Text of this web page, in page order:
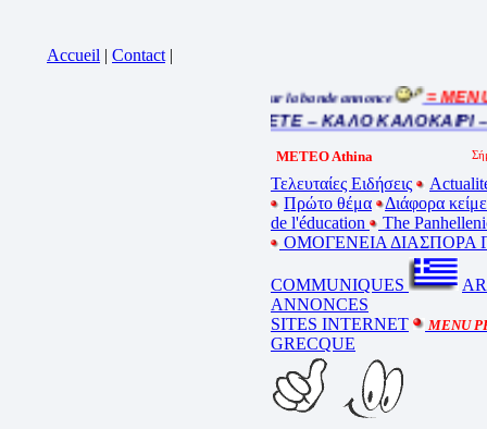
Accueil | Contact |
Cliquez sur la bande annonce
= MENU
BEL ETE – ΚΑΛΟ ΚΑΛΟΚΑΙΡΙ –
METEO Athina
Τελευταίες Ειδήσεις
Πρώτο θέμα
Διάφορα
de l'éducation
The
ΟΜΟΓΕΝΕΙΑ ΔΙΑΣΠΟΡΑ
COMMUNIQUES
ANNONCES
SITES INTERNET
MENU
GRECQUE